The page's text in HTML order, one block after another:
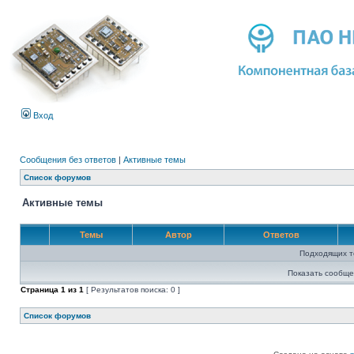
Вход
Сообщения без ответов | Активные темы
Список форумов
Активные темы
Темы Автор Ответов
Подходящих
Показать
Страница 1 из 1 [ Результатов поиска: 0 ]
Список форумов